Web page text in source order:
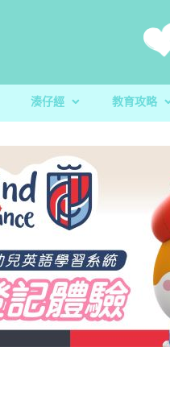
殘酷虐
湊仔經
新手爸媽
醫健爸媽
家庭關係
毛孩子
教養心得
教育攻略
校園生活
升學指
親子飲食
親子玩意
心測開箱
生活小百
「大粒
香港小
慈慧幼苗
辰民爸爸